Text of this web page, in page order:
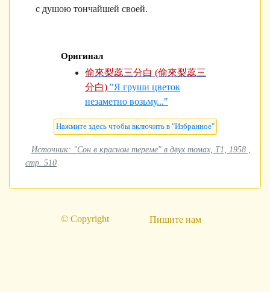
с душою тончайшей своей.
Оригинал
偷來梨蕊三分白 (偷來梨蕊三
分白) "Я груши цветок
незаметно возьму..."
Источник: "Сон в красном тереме" в двух томах, Т1, 1958 ,
стр. 510
© Copyright Пишите нам